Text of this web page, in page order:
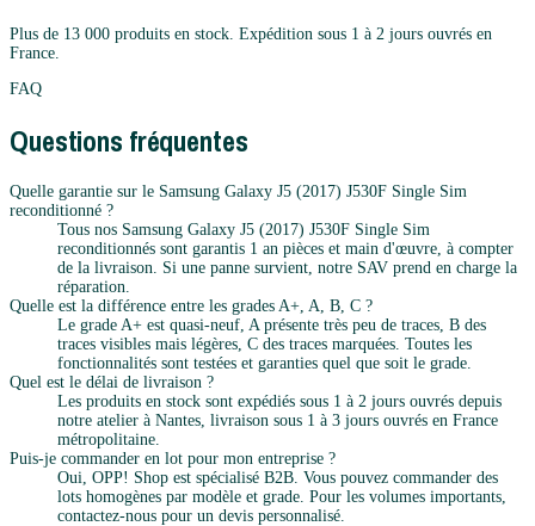
Plus de 13 000 produits en stock. Expédition sous 1 à 2 jours ouvrés en
France.
FAQ
Questions fréquentes
Quelle garantie sur le Samsung Galaxy J5 (2017) J530F Single Sim
reconditionné ?
Tous nos Samsung Galaxy J5 (2017) J530F Single Sim
reconditionnés sont garantis 1 an pièces et main d'œuvre, à compter
de la livraison. Si une panne survient, notre SAV prend en charge la
réparation.
Quelle est la différence entre les grades A+, A, B, C ?
Le grade A+ est quasi-neuf, A présente très peu de traces, B des
traces visibles mais légères, C des traces marquées. Toutes les
fonctionnalités sont testées et garanties quel que soit le grade.
Quel est le délai de livraison ?
Les produits en stock sont expédiés sous 1 à 2 jours ouvrés depuis
notre atelier à Nantes, livraison sous 1 à 3 jours ouvrés en France
métropolitaine.
Puis-je commander en lot pour mon entreprise ?
Oui, OPP! Shop est spécialisé B2B. Vous pouvez commander des
lots homogènes par modèle et grade. Pour les volumes importants,
contactez-nous pour un devis personnalisé.